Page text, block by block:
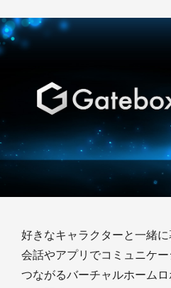
好きなキャラクターと一緒に
会話やアプリでコミュニケ
つながるバーチャルホームロ